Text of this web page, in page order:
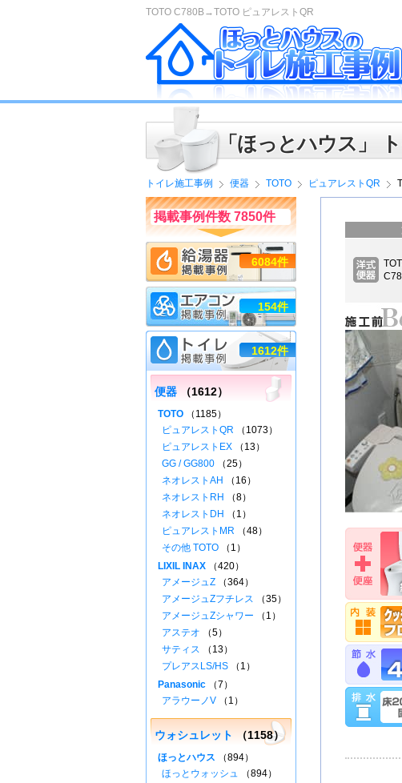
TOTO C780B→TOTO ピュアレストQR
「ほっとハウス」
トイレ施工事例 便器 TOTO ピュアレストQR
掲載事例件数 7850件
6084件
154件
1612件
便器 （1612）
TOTO （1185）
ピュアレストQR （1073）
ピュアレストEX （13）
GG / GG800 （25）
ネオレストAH
（16）
ネオレストRH
（8）
ネオレストDH
（1）
ピュアレストMR （48）
その他 TOTO （1）
LIXIL INAX （420）
アメージュZ （364）
アメージュZフチレス （35）
アメージュZシャワー （1）
アステオ （5）
サティス （13）
プレアスLS/HS （1）
Panasonic （7）
アラウーノV （1）
ウォシュレット （1158）
ほっとハウス （894）
ほっとウォッシュ （894）